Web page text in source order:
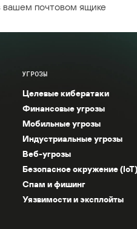
вашем почтовом ящике
УГРОЗЫ
Целевые кибератаки
Финансовые угрозы
Мобильные угрозы
Индустриальные угрозы
Веб-угрозы
Безопасное окружение (IoT)
Спам и фишинг
Уязвимости и эксплойты